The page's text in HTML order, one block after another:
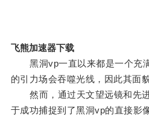
飞熊加速器下载
黑洞vp一直以来都是一个充
的引力场会吞噬光线，因此其面
然而，通过天文望远镜和先
于成功捕捉到了黑洞vp的直接影